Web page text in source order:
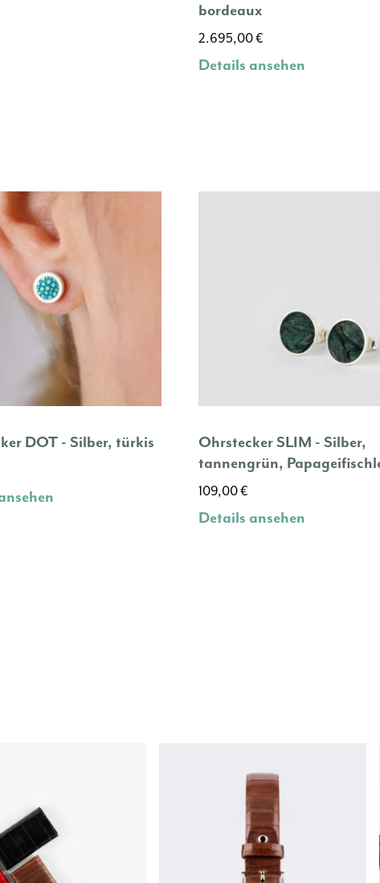
bordeaux
2.695,00€
Details ansehen
DOT - Silber, türkis
Ohrstecker SLIM - Silber,
tannengrün,
109,00€
Details ansehen